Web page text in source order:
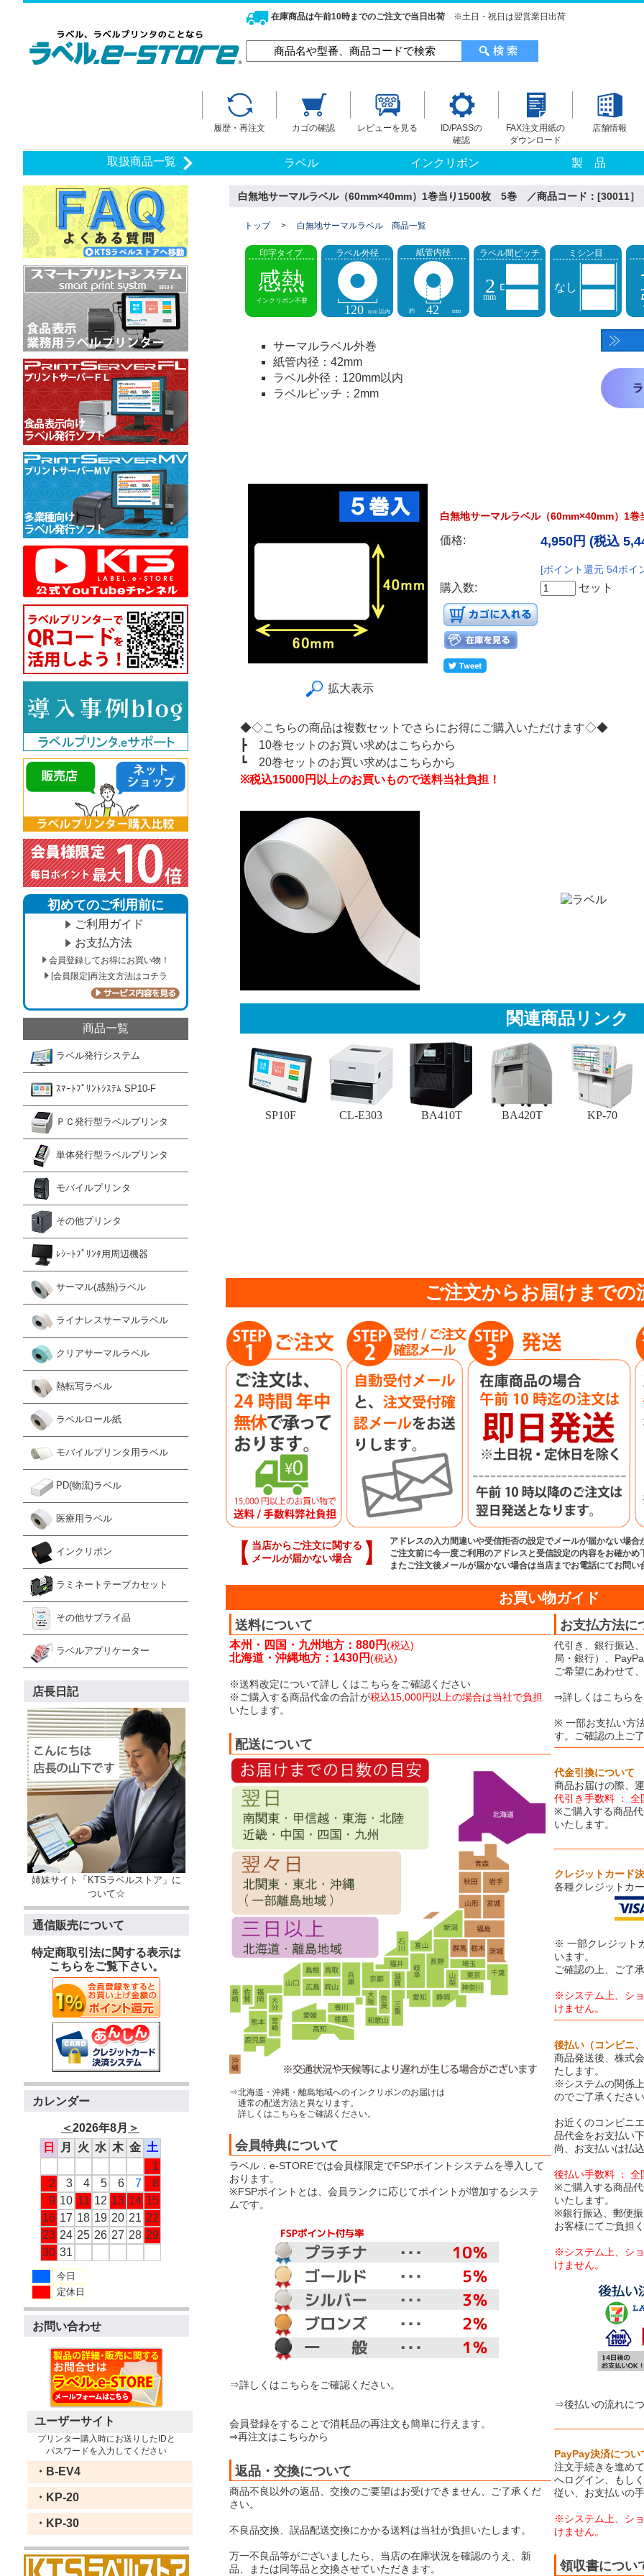
在庫商品は午前10時までのご注文で当日出荷 ※土日・祝日は翌営業日出荷
履歴・再注文 カゴの確認 レビューを見る
ID/PASSの
確認
FAX注文用紙の
ダウンロード
店舗情報
取扱商品一覧 ラベル インクリボン 製 品
初めてのご利用前に
ご利用ガイド
お支払方法
会員登録してお得にお買い物！
[会員限定]再注文方法はコチラ
商品一覧
ラベル発行システム
ｽﾏｰﾄﾌﾟﾘﾝﾄｼｽﾃﾑ SP10-F
ＰＣ発行型ラベルプリンタ
単体発行型ラベルプリンタ
モバイルプリンタ
その他プリンタ
ﾚｼｰﾄﾌﾟﾘﾝﾀ用周辺機器
サーマル(感熱)ラベル
ライナレスサーマルラベル
クリアサーマルラベル
熱転写ラベル
ラベルロール紙
モバイルプリンタ用ラベル
PD(物流)ラベル
医療用ラベル
インクリボン
ラミネートテープカセット
その他サプライ品
ラベルアプリケーター
店長日記
姉妹サイト「KTSラベルストア」に
ついて☆
通信販売について
特定商取引法に関する表示は
こちらをご覧下さい。
カレンダー
＜2026年8月 ＞
日
月 火 水 木 金 土
1
2
3 4 5 6 7
8
9 10 11 12 13 14 15
16 17 18 19 20 21 22
23 24 25 26 27 28 29
30 31
今日
定休日
お問い合わせ
ユーザーサイト
プリンター購入時にお送りしたIDと
パスワードを入力してください
・B-EV4
・KP-20
・KP-30
白無地サーマルラベル（60mm×40mm）1巻当り1500枚 5巻 ／商品コード：[30011］
拡大表示
白無地サーマルラベル（60mm×40mm）1
価格: 4,950円 (税込
[ポイント還元 54ポイ
購入数: セット
◆◇こちらの商品は複数セットでさらにお得にご購入いただけます◇◆
┣ 10巻セットのお買い求めはこちらから
┗ 20巻セットのお買い求めはこちらから
※税込15000円以上のお買いもので送料当社負担！
ご注文からお届けまでの
【 当店からご注文に関する
メールが届かない場合
】
アドレスの入力間違いや受信拒否の設定でメールが届かない場合
ご注文前に今一度ご利用のアドレスと受信設定の内容をお確かめ
またご注文後メールが届かない場合は当店までお電話にてお問い
お買い物ガイド
送料について
本州・四国・九州地方：880円(税込)
北海道・沖縄地方：1430円(税込)
※送料改定について詳しくはこちらをご確認ください
※ご購入する商品代金の合計が税込15,000円以上の場合は当社で負担
いたします。
配送について
⇒北海道・沖縄・離島地域へのインクリボンのお届けは
通常の配送方法と異なります。
詳しくはこちらをご確認ください。
会員特典について
ラベル．e-STOREでは会員様限定でFSPポイントシステムを導入して
おります。
※FSPポイントとは、会員ランクに応じてポイントが増加するシステ
ムです。
⇒詳しくはこちらをご確認ください。
会員登録をすることで消耗品の再注文も簡単に行えます。
⇒再注文はこちらから
返品・交換について
商品不良以外の返品、交換のご要望はお受けできません、ご了承くだ
さい。
不良品交換、誤品配送交換にかかる送料は当社が負担いたします。
万一不良品等がございましたら、当店の在庫状況を確認のうえ、新
品、または同等品と交換させていただきます。
お支払方法に
代引き、銀行振込
局・銀行）、
ご希望にあわせて
⇒詳しくはこちらを
※ 一部お支払い方
す。ご確認の上ご
代金引換について
商品お届けの際、
代引き手数料 ： 全
※ご購入する商品
いたします。
クレジットカード
各種クレジットカ
※ 一部クレジット
います。
ご確認の上、ご了
※システム上、シ
けません。
後払い（コンビニ
商品発送後、株式
たします。
※システムの関係
のでご了承ください
お近くのコンビニ
品代金をお支払い下
尚、お支払いは払
後払い手数料 ： 全
※ご購入する商品
いたします。
※銀行振込、郵便
お客様にてご負担く
※システム上、シ
けません。
【お取り扱
⇒後払いの流れに
PayPay決済につい
注文手続きを進め
へログイン、もし
従い、お支払いの
※システム上、シ
けません。
領収書につい